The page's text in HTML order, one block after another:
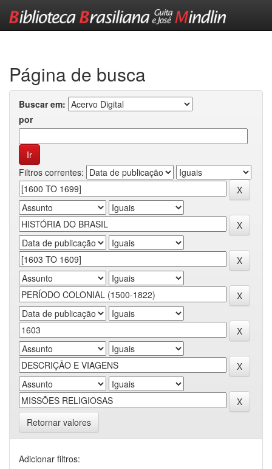
Página de busca
Buscar em:
por
Filtros correntes:
Retornar valores
Adicionar filtros: